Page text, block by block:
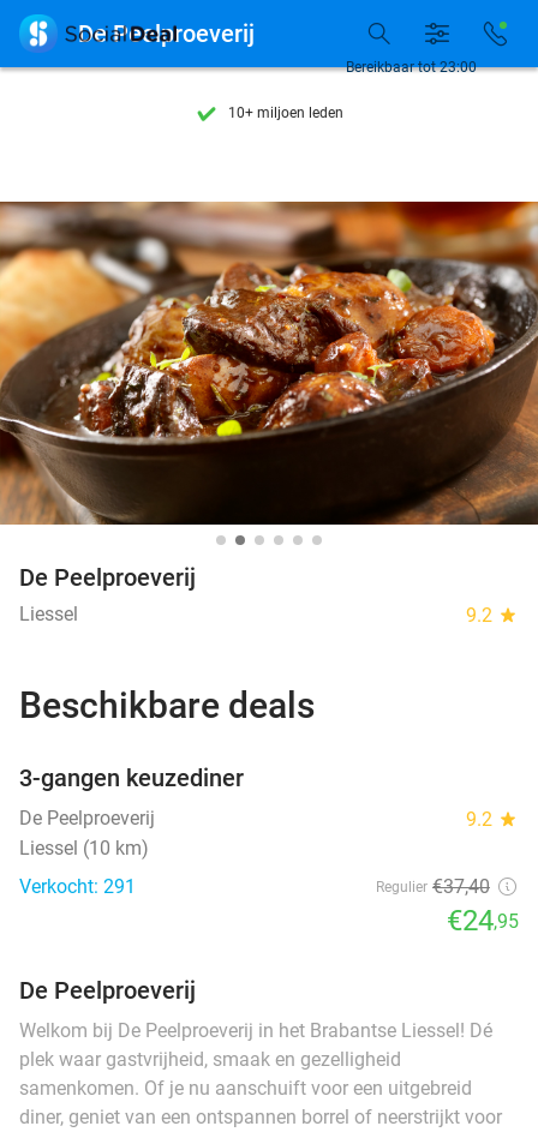
7 dagen per week beschikbaar
10+ miljoen leden
7 dagen per week beschikbaar
10+ miljoen leden
Bereikbaar tot 23:00
 De Peelproeverij
De Peelproeverij
Liessel 9.2 star
Beschikbare deals
3-gangen keuzediner
De Peelproeverij 9.2 star
Liessel (10 km)
Verkocht: 291
Regulier €37,40
€24,95
De Peelproeverij
Welkom bij De Peelproeverij in het Brabantse Liessel! Dé
plek waar gastvrijheid, smaak en gezelligheid
samenkomen. Of je nu aanschuift voor een uitgebreid
diner, geniet van een ontspannen borrel of neerstrijkt voor